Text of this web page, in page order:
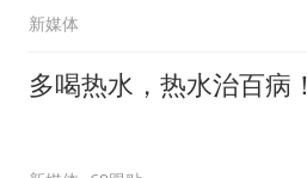
新媒体
多喝热水，热水治百病！